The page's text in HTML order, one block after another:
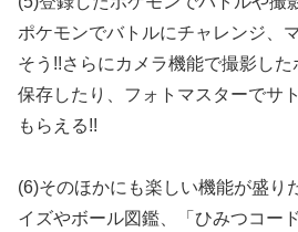
ポケモンでバトルにチャレンジ、
そう!!さらにカメラ機能で撮影し
保存したり、フォトマスターでサ
もらえる!!
(6)そのほかにも楽しい機能が盛り
イズやボール図鑑、「ひみつコー